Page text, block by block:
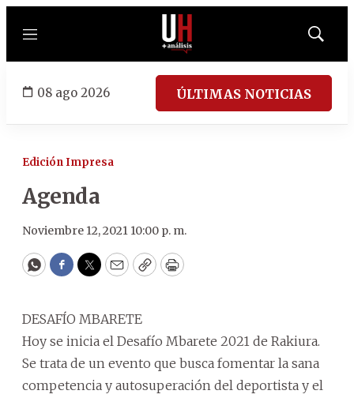
Menú
Mostrar
08 ago 2026 ÚLTIMAS NOTICIAS
Edición Impresa
Agenda
Noviembre 12, 2021 10:00 p. m.
WhatsApp
Facebook
Twitter
EmailCopyPrint
DESAFÍO MBARETE
Hoy se inicia el Desafío Mbarete 2021 de Rakiura.
Se trata de un evento que busca fomentar la sana
competencia y autosuperación del deportista y el